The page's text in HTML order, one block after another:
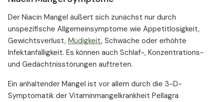
Der Niacin Mangel äußert sich zunächst nur durch
unspezifische Allgemeinsymptome wie Appetitlosigkeit,
Gewichtsverlust, Müdigkeit, Schwäche oder erhöhte
Infektanfälligkeit. Es können auch Schlaf-, Konzentrations-
und Gedächtnisstörungen auftreten.
Ein anhaltender Mangel ist vor allem durch die 3-D-
Symptomatik der Vitaminmangelkrankheit Pellagra